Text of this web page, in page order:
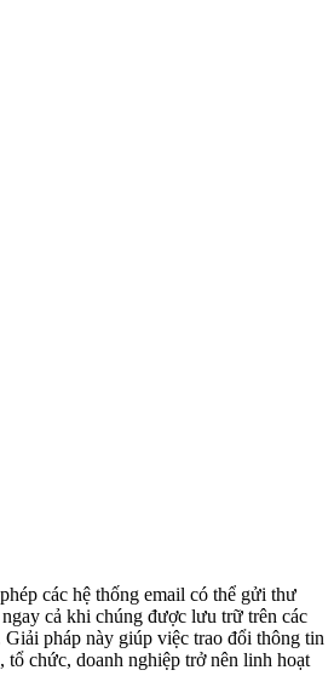
các hệ thống email có thể gửi thư
cả khi chúng được lưu trữ trên các
Giải pháp này giúp việc trao đổi thông tin
tổ chức, doanh nghiệp trở nên linh hoạt